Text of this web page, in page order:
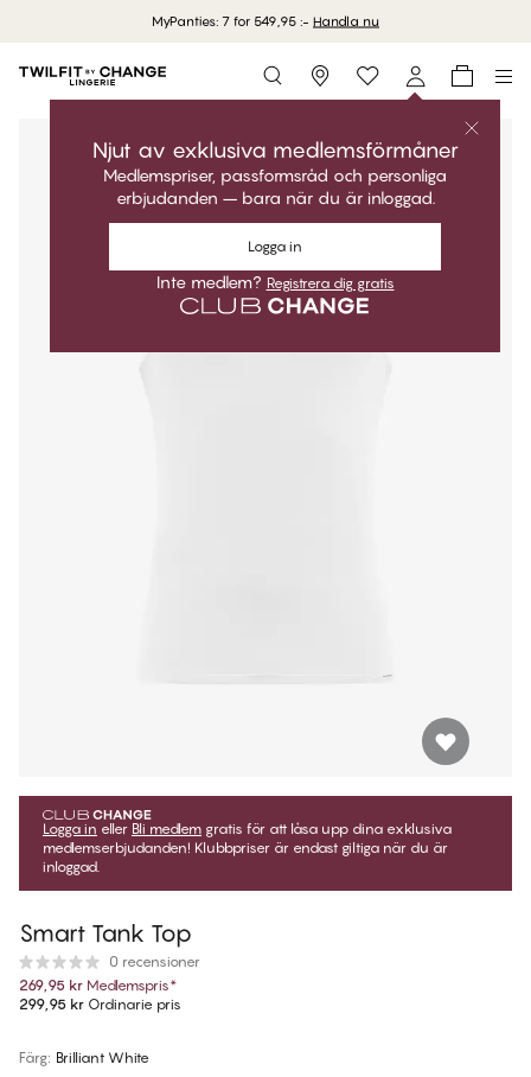
MyPanties: 7 for 549,95 :- Handla nu
Storefinder
Njut av exklusiva medlemsförmåner
Medlemspriser, passformsråd och personliga
erbjudanden – bara när du är inloggad.
Logga in
Inte medlem? Registrera dig gratis
Logga in eller Bli medlem gratis för att låsa upp dina exklusiva
medlemserbjudanden! Klubbpriser är endast giltiga när du är
inloggad.
Smart Tank Top
0 recensioner
269,95 kr Medlemspris*
299,95 kr Ordinarie pris
Färg: Brilliant White